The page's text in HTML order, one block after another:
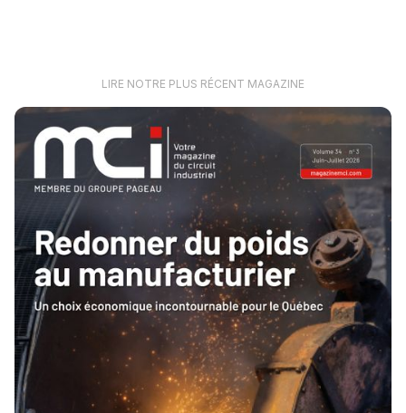
LIRE NOTRE PLUS RÉCENT MAGAZINE